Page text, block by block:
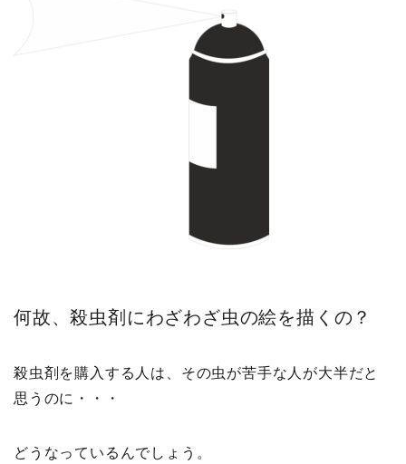
何故、殺虫剤にわざわざ虫の絵を描くの？
殺虫剤を購入する人は、その虫が苦手な人が大半だと
思うのに・・・
どうなっているんでしょう。